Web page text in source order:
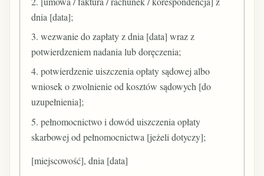
dnia [data];
3. wezwanie do zapłaty z dnia [data] wraz z
potwierdzeniem nadania lub doręczenia;
4. potwierdzenie uiszczenia opłaty sądowej albo
wniosek o zwolnienie od kosztów sądowych [do
uzupełnienia];
5. pełnomocnictwo i dowód uiszczenia opłaty
skarbowej od pełnomocnictwa [jeżeli dotyczy];
[miejscowość], dnia [data]